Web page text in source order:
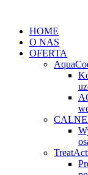
treści
HOME
O NAS
OFERTA